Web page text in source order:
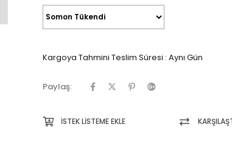
Kargoya Tahmini Teslim Süresi : Aynı Gün
Paylaş:
İSTEK LISTEME EKLE